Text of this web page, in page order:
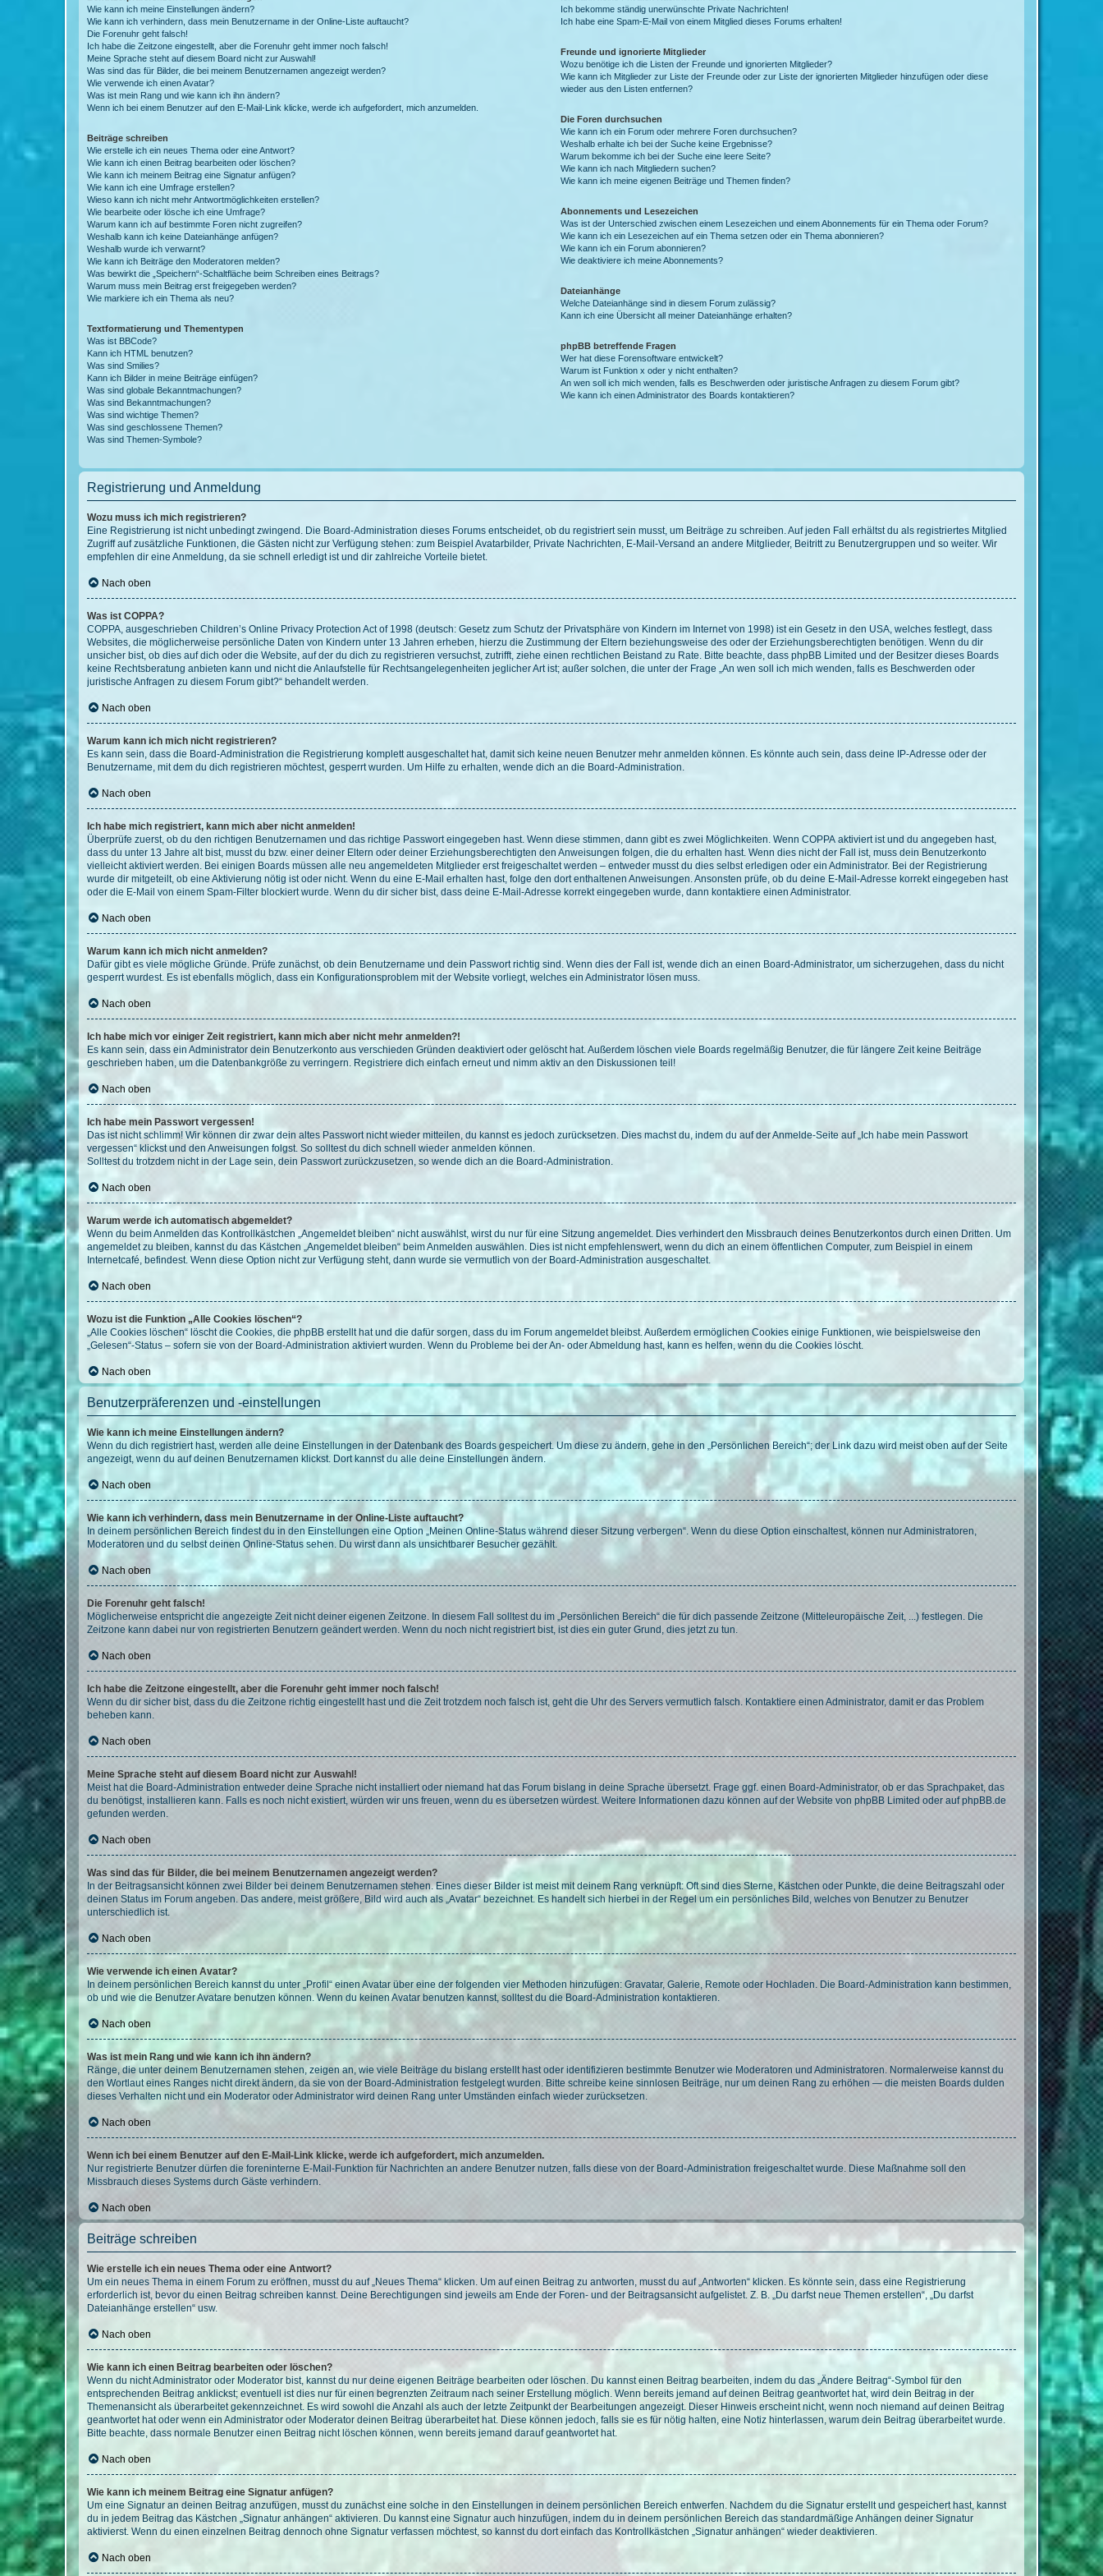
Wie kann ich meine Einstellungen ändern?
Wie kann ich verhindern, dass mein Benutzername in der Online-Liste auftaucht?
Die Forenuhr geht falsch!
Ich habe die Zeitzone eingestellt, aber die Forenuhr geht immer noch falsch!
Meine Sprache steht auf diesem Board nicht zur Auswahl!
Was sind das für Bilder, die bei meinem Benutzernamen angezeigt werden?
Wie verwende ich einen Avatar?
Was ist mein Rang und wie kann ich ihn ändern?
Wenn ich bei einem Benutzer auf den E-Mail-Link klicke, werde ich aufgefordert, mich anzumelden.
Beiträge schreiben
Wie erstelle ich ein neues Thema oder eine Antwort?
Wie kann ich einen Beitrag bearbeiten oder löschen?
Wie kann ich meinem Beitrag eine Signatur anfügen?
Wie kann ich eine Umfrage erstellen?
Wieso kann ich nicht mehr Antwortmöglichkeiten erstellen?
Wie bearbeite oder lösche ich eine Umfrage?
Warum kann ich auf bestimmte Foren nicht zugreifen?
Weshalb kann ich keine Dateianhänge anfügen?
Weshalb wurde ich verwarnt?
Wie kann ich Beiträge den Moderatoren melden?
Was bewirkt die „Speichern“-Schaltfläche beim Schreiben eines Beitrags?
Warum muss mein Beitrag erst freigegeben werden?
Wie markiere ich ein Thema als neu?
Textformatierung und Thementypen
Was ist BBCode?
Kann ich HTML benutzen?
Was sind Smilies?
Kann ich Bilder in meine Beiträge einfügen?
Was sind globale Bekanntmachungen?
Was sind Bekanntmachungen?
Was sind wichtige Themen?
Was sind geschlossene Themen?
Was sind Themen-Symbole?
Ich bekomme ständig unerwünschte Private Nachrichten!
Ich habe eine Spam-E-Mail von einem Mitglied dieses Forums erhalten!
Freunde und ignorierte Mitglieder
Wozu benötige ich die Listen der Freunde und ignorierten Mitglieder?
Wie kann ich Mitglieder zur Liste der Freunde oder zur Liste der ignorierten Mitglieder hinzufügen oder diese
wieder aus den Listen entfernen?
Die Foren durchsuchen
Wie kann ich ein Forum oder mehrere Foren durchsuchen?
Weshalb erhalte ich bei der Suche keine Ergebnisse?
Warum bekomme ich bei der Suche eine leere Seite?
Wie kann ich nach Mitgliedern suchen?
Wie kann ich meine eigenen Beiträge und Themen finden?
Abonnements und Lesezeichen
Was ist der Unterschied zwischen einem Lesezeichen und einem Abonnements für ein Thema oder Forum?
Wie kann ich ein Lesezeichen auf ein Thema setzen oder ein Thema abonnieren?
Wie kann ich ein Forum abonnieren?
Wie deaktiviere ich meine Abonnements?
Dateianhänge
Welche Dateianhänge sind in diesem Forum zulässig?
Kann ich eine Übersicht all meiner Dateianhänge erhalten?
phpBB betreffende Fragen
Wer hat diese Forensoftware entwickelt?
Warum ist Funktion x oder y nicht enthalten?
An wen soll ich mich wenden, falls es Beschwerden oder juristische Anfragen zu diesem Forum gibt?
Wie kann ich einen Administrator des Boards kontaktieren?
Registrierung und Anmeldung
Wozu muss ich mich registrieren?
Eine Registrierung ist nicht unbedingt zwingend. Die Board-Administration dieses Forums entscheidet, ob du registriert sein musst, um Beiträge zu schreiben. Auf jeden Fall erhältst du als registriertes Mitglied
Zugriff auf zusätzliche Funktionen, die Gästen nicht zur Verfügung stehen: zum Beispiel Avatarbilder, Private Nachrichten, E-Mail-Versand an andere Mitglieder, Beitritt zu Benutzergruppen und so weiter. Wir
empfehlen dir eine Anmeldung, da sie schnell erledigt ist und dir zahlreiche Vorteile bietet.
Nach oben
Was ist COPPA?
COPPA, ausgeschrieben Children’s Online Privacy Protection Act of 1998 (deutsch: Gesetz zum Schutz der Privatsphäre von Kindern im Internet von 1998) ist ein Gesetz in den USA, welches festlegt, dass
Websites, die möglicherweise persönliche Daten von Kindern unter 13 Jahren erheben, hierzu die Zustimmung der Eltern beziehungsweise des oder der Erziehungsberechtigten benötigen. Wenn du dir
unsicher bist, ob dies auf dich oder die Website, auf der du dich zu registrieren versuchst, zutrifft, ziehe einen rechtlichen Beistand zu Rate. Bitte beachte, dass phpBB Limited und der Besitzer dieses Boards
keine Rechtsberatung anbieten kann und nicht die Anlaufstelle für Rechtsangelegenheiten jeglicher Art ist; außer solchen, die unter der Frage „An wen soll ich mich wenden, falls es Beschwerden oder
juristische Anfragen zu diesem Forum gibt?“ behandelt werden.
Nach oben
Warum kann ich mich nicht registrieren?
Es kann sein, dass die Board-Administration die Registrierung komplett ausgeschaltet hat, damit sich keine neuen Benutzer mehr anmelden können. Es könnte auch sein, dass deine IP-Adresse oder der
Benutzername, mit dem du dich registrieren möchtest, gesperrt wurden. Um Hilfe zu erhalten, wende dich an die Board-Administration.
Nach oben
Ich habe mich registriert, kann mich aber nicht anmelden!
Überprüfe zuerst, ob du den richtigen Benutzernamen und das richtige Passwort eingegeben hast. Wenn diese stimmen, dann gibt es zwei Möglichkeiten. Wenn COPPA aktiviert ist und du angegeben hast,
dass du unter 13 Jahre alt bist, musst du bzw. einer deiner Eltern oder deiner Erziehungsberechtigten den Anweisungen folgen, die du erhalten hast. Wenn dies nicht der Fall ist, muss dein Benutzerkonto
vielleicht aktiviert werden. Bei einigen Boards müssen alle neu angemeldeten Mitglieder erst freigeschaltet werden – entweder musst du dies selbst erledigen oder ein Administrator. Bei der Registrierung
wurde dir mitgeteilt, ob eine Aktivierung nötig ist oder nicht. Wenn du eine E-Mail erhalten hast, folge den dort enthaltenen Anweisungen. Ansonsten prüfe, ob du deine E-Mail-Adresse korrekt eingegeben hast
oder die E-Mail von einem Spam-Filter blockiert wurde. Wenn du dir sicher bist, dass deine E-Mail-Adresse korrekt eingegeben wurde, dann kontaktiere einen Administrator.
Nach oben
Warum kann ich mich nicht anmelden?
Dafür gibt es viele mögliche Gründe. Prüfe zunächst, ob dein Benutzername und dein Passwort richtig sind. Wenn dies der Fall ist, wende dich an einen Board-Administrator, um sicherzugehen, dass du nicht
gesperrt wurdest. Es ist ebenfalls möglich, dass ein Konfigurationsproblem mit der Website vorliegt, welches ein Administrator lösen muss.
Nach oben
Ich habe mich vor einiger Zeit registriert, kann mich aber nicht mehr anmelden?!
Es kann sein, dass ein Administrator dein Benutzerkonto aus verschieden Gründen deaktiviert oder gelöscht hat. Außerdem löschen viele Boards regelmäßig Benutzer, die für längere Zeit keine Beiträge
geschrieben haben, um die Datenbankgröße zu verringern. Registriere dich einfach erneut und nimm aktiv an den Diskussionen teil!
Nach oben
Ich habe mein Passwort vergessen!
Das ist nicht schlimm! Wir können dir zwar dein altes Passwort nicht wieder mitteilen, du kannst es jedoch zurücksetzen. Dies machst du, indem du auf der Anmelde-Seite auf „Ich habe mein Passwort
vergessen“ klickst und den Anweisungen folgst. So solltest du dich schnell wieder anmelden können.
Solltest du trotzdem nicht in der Lage sein, dein Passwort zurückzusetzen, so wende dich an die Board-Administration.
Nach oben
Warum werde ich automatisch abgemeldet?
Wenn du beim Anmelden das Kontrollkästchen „Angemeldet bleiben“ nicht auswählst, wirst du nur für eine Sitzung angemeldet. Dies verhindert den Missbrauch deines Benutzerkontos durch einen Dritten. Um
angemeldet zu bleiben, kannst du das Kästchen „Angemeldet bleiben“ beim Anmelden auswählen. Dies ist nicht empfehlenswert, wenn du dich an einem öffentlichen Computer, zum Beispiel in einem
Internetcafé, befindest. Wenn diese Option nicht zur Verfügung steht, dann wurde sie vermutlich von der Board-Administration ausgeschaltet.
Nach oben
Wozu ist die Funktion „Alle Cookies löschen“?
„Alle Cookies löschen“ löscht die Cookies, die phpBB erstellt hat und die dafür sorgen, dass du im Forum angemeldet bleibst. Außerdem ermöglichen Cookies einige Funktionen, wie beispielsweise den
„Gelesen“-Status – sofern sie von der Board-Administration aktiviert wurden. Wenn du Probleme bei der An- oder Abmeldung hast, kann es helfen, wenn du die Cookies löscht.
Nach oben
Benutzerpräferenzen und -einstellungen
Wie kann ich meine Einstellungen ändern?
Wenn du dich registriert hast, werden alle deine Einstellungen in der Datenbank des Boards gespeichert. Um diese zu ändern, gehe in den „Persönlichen Bereich“; der Link dazu wird meist oben auf der Seite
angezeigt, wenn du auf deinen Benutzernamen klickst. Dort kannst du alle deine Einstellungen ändern.
Nach oben
Wie kann ich verhindern, dass mein Benutzername in der Online-Liste auftaucht?
In deinem persönlichen Bereich findest du in den Einstellungen eine Option „Meinen Online-Status während dieser Sitzung verbergen“. Wenn du diese Option einschaltest, können nur Administratoren,
Moderatoren und du selbst deinen Online-Status sehen. Du wirst dann als unsichtbarer Besucher gezählt.
Nach oben
Die Forenuhr geht falsch!
Möglicherweise entspricht die angezeigte Zeit nicht deiner eigenen Zeitzone. In diesem Fall solltest du im „Persönlichen Bereich“ die für dich passende Zeitzone (Mitteleuropäische Zeit, ...) festlegen. Die
Zeitzone kann dabei nur von registrierten Benutzern geändert werden. Wenn du noch nicht registriert bist, ist dies ein guter Grund, dies jetzt zu tun.
Nach oben
Ich habe die Zeitzone eingestellt, aber die Forenuhr geht immer noch falsch!
Wenn du dir sicher bist, dass du die Zeitzone richtig eingestellt hast und die Zeit trotzdem noch falsch ist, geht die Uhr des Servers vermutlich falsch. Kontaktiere einen Administrator, damit er das Problem
beheben kann.
Nach oben
Meine Sprache steht auf diesem Board nicht zur Auswahl!
Meist hat die Board-Administration entweder deine Sprache nicht installiert oder niemand hat das Forum bislang in deine Sprache übersetzt. Frage ggf. einen Board-Administrator, ob er das Sprachpaket, das
du benötigst, installieren kann. Falls es noch nicht existiert, würden wir uns freuen, wenn du es übersetzen würdest. Weitere Informationen dazu können auf der Website von phpBB Limited oder aufphpBB.de
gefunden werden.
Nach oben
Was sind das für Bilder, die bei meinem Benutzernamen angezeigt werden?
In der Beitragsansicht können zwei Bilder bei deinem Benutzernamen stehen. Eines dieser Bilder ist meist mit deinem Rang verknüpft: Oft sind dies Sterne, Kästchen oder Punkte, die deine Beitragszahl oder
deinen Status im Forum angeben. Das andere, meist größere, Bild wird auch als „Avatar“ bezeichnet. Es handelt sich hierbei in der Regel um ein persönliches Bild, welches von Benutzer zu Benutzer
unterschiedlich ist.
Nach oben
Wie verwende ich einen Avatar?
In deinem persönlichen Bereich kannst du unter „Profil“ einen Avatar über eine der folgenden vier Methoden hinzufügen: Gravatar, Galerie, Remote oder Hochladen. Die Board-Administration kann bestimmen,
ob und wie die Benutzer Avatare benutzen können. Wenn du keinen Avatar benutzen kannst, solltest du die Board-Administration kontaktieren.
Nach oben
Was ist mein Rang und wie kann ich ihn ändern?
Ränge, die unter deinem Benutzernamen stehen, zeigen an, wie viele Beiträge du bislang erstellt hast oder identifizieren bestimmte Benutzer wie Moderatoren und Administratoren. Normalerweise kannst du
den Wortlaut eines Ranges nicht direkt ändern, da sie von der Board-Administration festgelegt wurden. Bitte schreibe keine sinnlosen Beiträge, nur um deinen Rang zu erhöhen — die meisten Boards dulden
dieses Verhalten nicht und ein Moderator oder Administrator wird deinen Rang unter Umständen einfach wieder zurücksetzen.
Nach oben
Wenn ich bei einem Benutzer auf den E-Mail-Link klicke, werde ich aufgefordert, mich anzumelden.
Nur registrierte Benutzer dürfen die foreninterne E-Mail-Funktion für Nachrichten an andere Benutzer nutzen, falls diese von der Board-Administration freigeschaltet wurde. Diese Maßnahme soll den
Missbrauch dieses Systems durch Gäste verhindern.
Nach oben
Beiträge schreiben
Wie erstelle ich ein neues Thema oder eine Antwort?
Um ein neues Thema in einem Forum zu eröffnen, musst du auf „Neues Thema“ klicken. Um auf einen Beitrag zu antworten, musst du auf „Antworten“ klicken. Es könnte sein, dass eine Registrierung
erforderlich ist, bevor du einen Beitrag schreiben kannst. Deine Berechtigungen sind jeweils am Ende der Foren- und der Beitragsansicht aufgelistet. Z. B. „Du darfst neue Themen erstellen“, „Du darfst
Dateianhänge erstellen“ usw.
Nach oben
Wie kann ich einen Beitrag bearbeiten oder löschen?
Wenn du nicht Administrator oder Moderator bist, kannst du nur deine eigenen Beiträge bearbeiten oder löschen. Du kannst einen Beitrag bearbeiten, indem du das „Ändere Beitrag“-Symbol für den
entsprechenden Beitrag anklickst; eventuell ist dies nur für einen begrenzten Zeitraum nach seiner Erstellung möglich. Wenn bereits jemand auf deinen Beitrag geantwortet hat, wird dein Beitrag in der
Themenansicht als überarbeitet gekennzeichnet. Es wird sowohl die Anzahl als auch der letzte Zeitpunkt der Bearbeitungen angezeigt. Dieser Hinweis erscheint nicht, wenn noch niemand auf deinen Beitrag
geantwortet hat oder wenn ein Administrator oder Moderator deinen Beitrag überarbeitet hat. Diese können jedoch, falls sie es für nötig halten, eine Notiz hinterlassen, warum dein Beitrag überarbeitet wurde.
Bitte beachte, dass normale Benutzer einen Beitrag nicht löschen können, wenn bereits jemand darauf geantwortet hat.
Nach oben
Wie kann ich meinem Beitrag eine Signatur anfügen?
Um eine Signatur an deinen Beitrag anzufügen, musst du zunächst eine solche in den Einstellungen in deinem persönlichen Bereich entwerfen. Nachdem du die Signatur erstellt und gespeichert hast, kannst
du in jedem Beitrag das Kästchen „Signatur anhängen“ aktivieren. Du kannst eine Signatur auch hinzufügen, indem du in deinem persönlichen Bereich das standardmäßige Anhängen deiner Signatur
aktivierst. Wenn du einen einzelnen Beitrag dennoch ohne Signatur verfassen möchtest, so kannst du dort einfach das Kontrollkästchen „Signatur anhängen“ wieder deaktivieren.
Nach oben